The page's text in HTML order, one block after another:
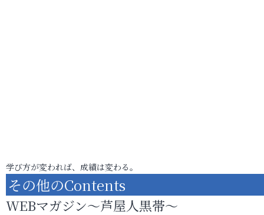
学び方が変われば、成績は変わる。
その他のContents
WEBマガジン～芦屋人黒帯～